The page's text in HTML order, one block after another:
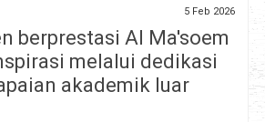
5 Feb 2026
berprestasi Al Ma'soem
melalui dedikasi
akademik luar